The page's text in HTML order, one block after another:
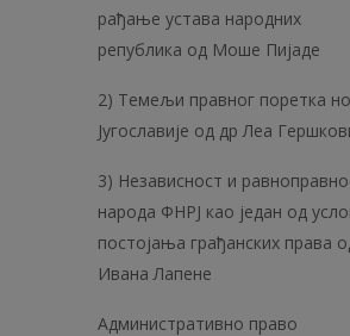
рађање устава народних
република од Моше Пијаде
2) Темељи правног поретка
Југославије од др Леа
3) Независност и
народа ФНРЈ као један од
постојања грађанских права
Иванa Лапене
Административно право